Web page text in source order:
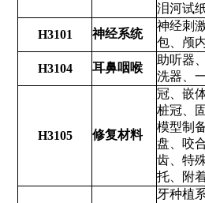
泪河试
H3101
神经系统
神经刺
包、颅
H3104
耳鼻咽喉
助听器
洗器、
H3105 修复材料
冠、嵌
桩冠、
模型制
盘、咬
齿、特
托、附
牙种植